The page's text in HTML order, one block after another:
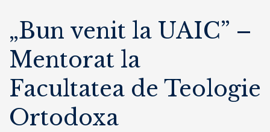
„Bun venit la UAIC” –
Mentorat la
Facultatea de Teologie
Ortodoxa